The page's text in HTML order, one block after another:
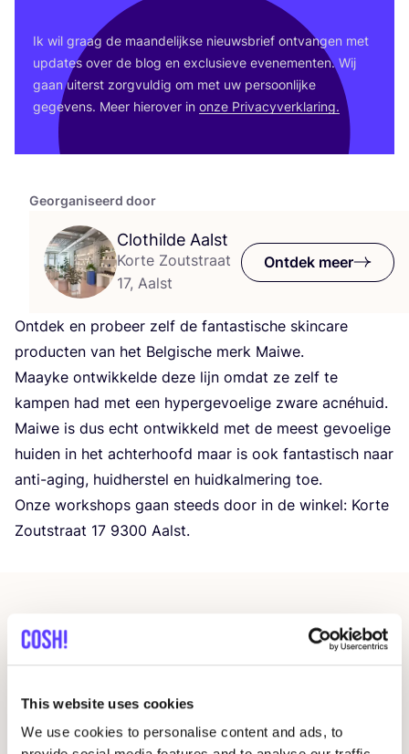
This website uses cookies
We use cookies to personalise content and ads, to
Georganiseerd door
Clothilde Aalst
Korte Zoutstraat
17, Aalst
Ontdek meer
Ont­dek en pro­beer zelf de fan­tas­ti­sche skin­ca­re
pro­duc­ten van het Bel­gi­sche merk Maiwe.
Maay­ke ont­wik­kel­de deze lijn omdat ze zelf te
kam­pen had met een hyper­ge­voe­li­ge zwa­re acné­huid.
Mai­we is dus echt ont­wik­keld met de meest gevoe­li­ge
hui­den in het ach­ter­hoofd maar is ook fan­tas­tisch naar
anti-aging, huid­her­stel en huid­kal­me­ring toe.
Onze work­shops gaan steeds door in de win­kel: Kor­te
Zout­straat 17 9300 Aalst.
Ik mis niets meer!
Ik wil graag de maan­de­lijk­se nieuws­brief ont­van­gen met
upda­tes over de blog en exclu­sie­ve eve­ne­men­ten. Wij
gaan uiterst zorg­vul­dig om met uw per­soon­lij­ke
gege­vens. Meer hier­over in onze Pri­va­cy­ver­kla­ring.